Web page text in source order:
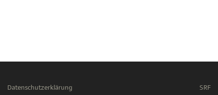
Datenschutzerklärung SRF